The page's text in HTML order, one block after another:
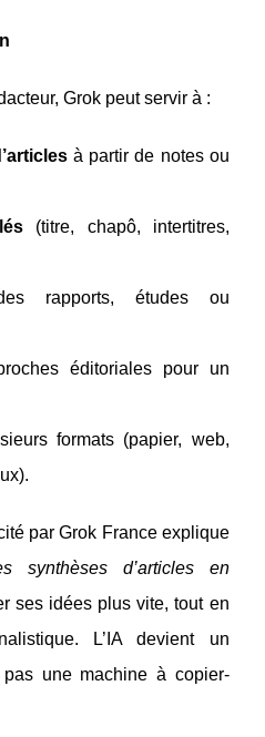
Grok peut servir à :
à partir de notes ou
(titre, chapô, intertitres,
rapports, études ou
éditoriales pour un
formats (papier, web,
par Grok France explique
synthèses d’articles en
ses idées plus vite, tout en
L’IA devient un
une machine à copier-